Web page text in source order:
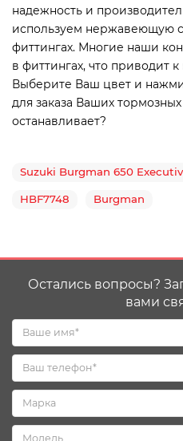
надежность и
используем нержавеющую
фиттингах. Многие наши
в фиттингах, что приводит
Выберите Ваш цвет и
для заказа Ваших
останавливает?
Suzuki Burgman 650
HBF7748 Burgman
Остались вопросы?
вами